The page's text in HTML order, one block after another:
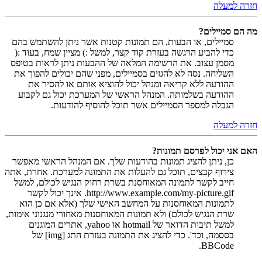
חזרה למעלה
מה הם סמיילים?
סמיילים, או הבעות, הם תמונות קטנות אשר ניתן להשתמש בהם
כדי להביע הרגשה בעזרת קוד קצר, למשל :) מציין שמח, בעוד :(
מסמן עצוב. את הרשימה המלאה של ההבעות ניתן לראות בטופס
השליחה. נסה לא להגזים בסמיילים, מפני שהם יכולים להפוך את
ההודעה ללא קריאה ומנהל יכול להוציא אותם או להסיר את
ההודעה בשלמותה. המנהל הראשי של המערכת יכול גם לקבוע
הגבלה למספר הסמיילים אשר תוכל להוסיף להודעות.
חזרה למעלה
האם אני יכול לפרסם תמונות?
כן, ניתן להציג תמונות בהודעות שלך. אם המנהל הראשי מאפשר
צירוף קבצים, תוכל גם להעלות את התמונה למערכת. אחרת, אתה
חייב לקשר לתמונה המאוחסנת בשרת רחוק הנגיש לכולם, למשל
http://www.example.com/my-picture.gif. אינך יכול לקשר
לתמונות המאוחסנות על המחשב האישי שלך (אלא אם כן הוא
שרת הנגיש לכולם) ולא תמונות המאוחסנות מאחורי מנגנוני אימות,
למשל תיבות הדואר של hotmail או yahoo, אתרים המוגנים
בססמה, וכד'. כדי להציג את התמונה בעזרת התג [img] של
BBCode.